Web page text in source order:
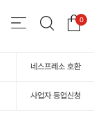
0
네스프레소 호환
사업자 등업신청